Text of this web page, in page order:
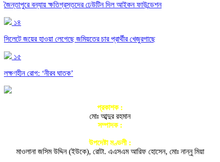
জৈন্তাপুরে বন্যায় ক্ষতিগ্রস্তদের ঢেউটিন দিল আইকন ফাউন্ডেশন
১৪
সিলেটে জয়ের হাওয়া লেগেছে জমিয়তের চার প্রার্থীর খেজুরগাছে
১৫
লক্ষণহীন রোগ: ‘নীরব ঘাতক’
প্রকাশক :
মোঃ আব্দুর রহমান
সম্পাদক :
উপদেষ্টা মণ্ডলী :
মাওলানা জসিম উদ্দিন (ইউকে), রোটা. এএসএম আরিফ হোসেন, মোঃ নান্নু মিয়া